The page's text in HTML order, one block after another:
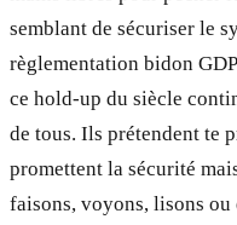
semblant de sécuriser le
règlementation bidon
ce hold-up du siècle
de tous. Ils prétendent te
promettent la sécurité
faisons, voyons, lisons